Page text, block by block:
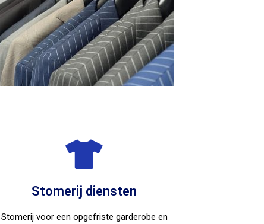
Stomerij diensten
Stomerij voor een opgefriste garderobe en